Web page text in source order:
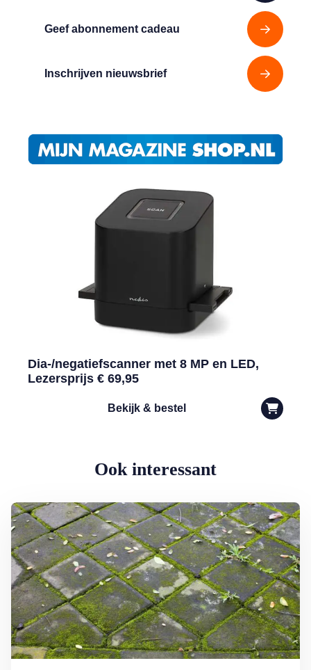
Geef abonnement cadeau
Inschrijven nieuwsbrief
Dia-/negatiefscanner met 8 MP en LED,
Lezersprijs € 69,95
Bekijk & bestel
Ook interessant
Lees meer over Groene aanslag milieuvriendelijk bestrijden